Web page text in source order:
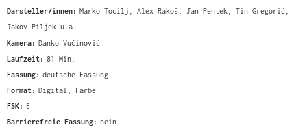
Darsteller/innen: Marko Tocilj, Alex Rakoš, Jan Pentek, Tin Gregorić,
Jakov Piljek u.a.
Kamera: Danko Vučinović
Laufzeit: 81 Min.
Fassung: deutsche Fassung
Format: Digital, Farbe
FSK: 6
Barrierefreie Fassung: nein